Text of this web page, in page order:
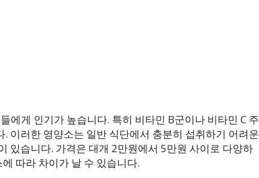
에게 인기가 높습니다. 특히 비타민 B군이나 비타민 C 주
이러한 영양소는 일반 식단에서 충분히 섭취하기 어려운
있습니다. 가격은 대개 2만원에서 5만원 사이로 다양하
따라 차이가 날 수 있습니다.